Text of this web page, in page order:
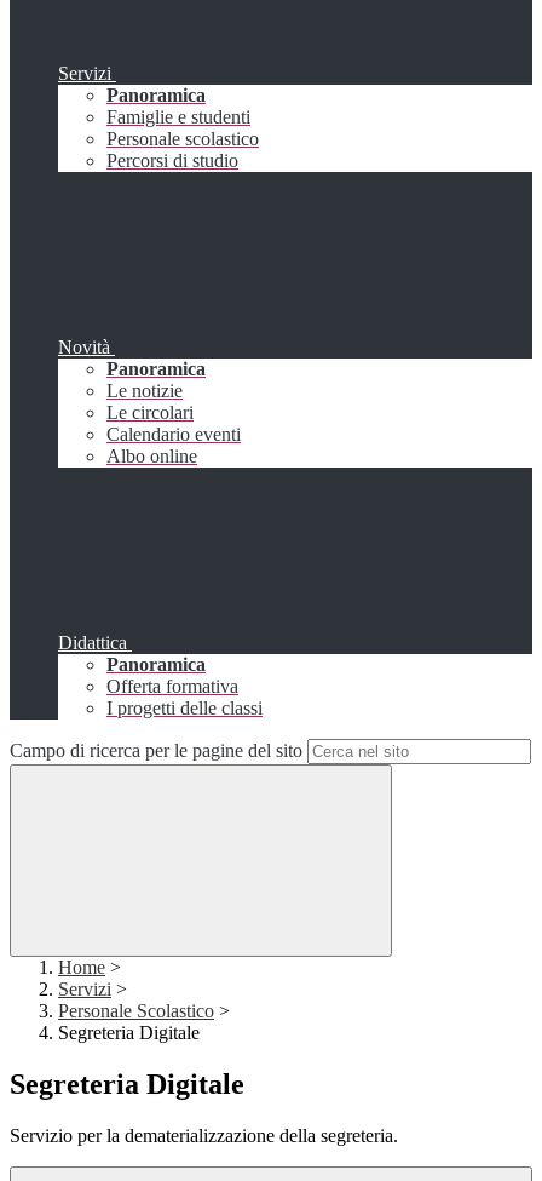
Servizi
Panoramica
Famiglie e studenti
Personale scolastico
Percorsi di studio
Novità
Panoramica
Le notizie
Le circolari
Calendario eventi
Albo online
Didattica
Panoramica
Offerta formativa
I progetti delle classi
Campo di ricerca per le pagine del sito
Home >
Servizi >
Personale Scolastico >
Segreteria Digitale
Segreteria Digitale
Servizio per la dematerializzazione della segreteria.